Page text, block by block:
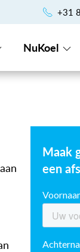
Uniek
+31
NuKoel
Maak
een